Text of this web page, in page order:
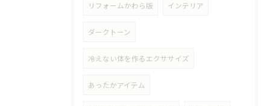
リフォームかわら版 インテリア
ダークトーン
冷えない体を作るエクササイズ
あったかアイテム